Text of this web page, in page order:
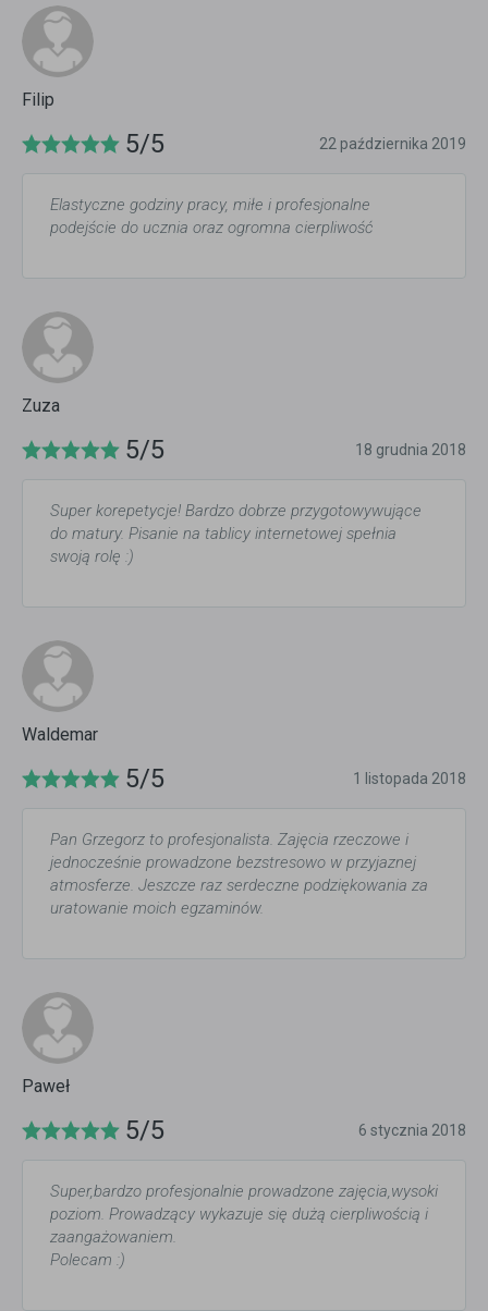
Filip
5/5 22 października 2019
Elastyczne godziny pracy, miłe i profesjonalne
podejście do ucznia oraz ogromna cierpliwość
Zuza
5/5 18 grudnia 2018
Super korepetycje! Bardzo dobrze przygotowywujące
do matury. Pisanie na tablicy internetowej spełnia
swoją rolę :)
Waldemar
5/5 1 listopada 2018
Pan Grzegorz to profesjonalista. Zajęcia rzeczowe i
jednocześnie prowadzone bezstresowo w przyjaznej
atmosferze. Jeszcze raz serdeczne podziękowania za
uratowanie moich egzaminów.
Paweł
5/5 6 stycznia 2018
Super,bardzo profesjonalnie prowadzone zajęcia,wysoki
poziom. Prowadzący wykazuje się dużą cierpliwością i
zaangażowaniem.
Polecam :)